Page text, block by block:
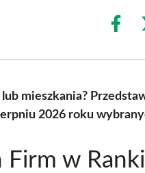
Share
mieszkania?
2026 roku
Firm w